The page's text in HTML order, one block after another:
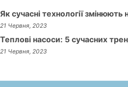
Як сучасні технології
21 Червня, 2023
Теплові насоси: 5 сучасних
21 Червня, 2023